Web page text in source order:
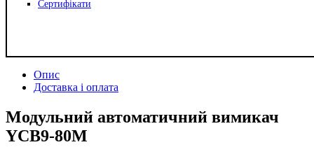
Сертифікати
Опис
Доставка і оплата
Модульний автоматичний вимикач
YCB9-80M